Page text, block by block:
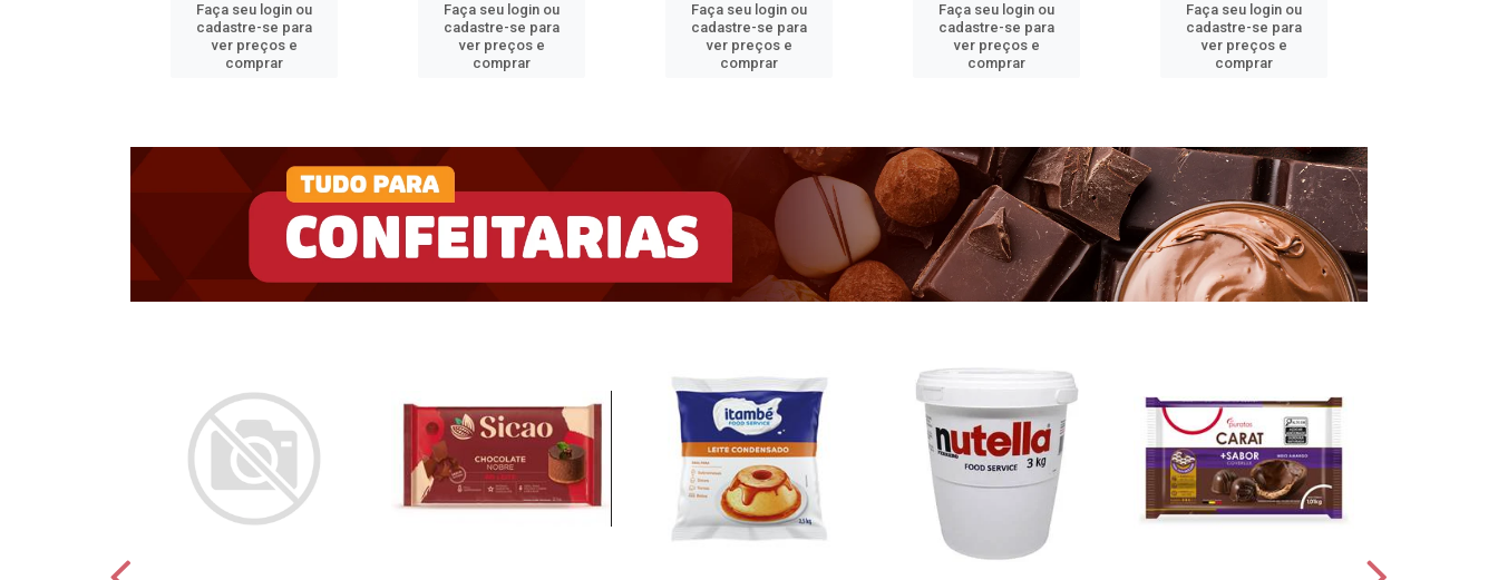
Faça seu login ou
cadastre-se para
ver preços e
comprar
Faça seu login ou
cadastre-se para
ver preços e
comprar
Faça seu login ou
cadastre-se para
ver preços e
comprar
Faça seu login ou
cadastre-se para
ver preços e
comprar
Faça seu login ou
cadastre-se para
ver preços e
comprar